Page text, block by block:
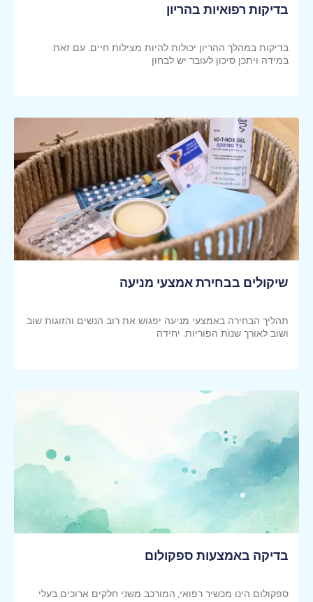
בדיקות רפואיות בהריון
בדיקות במהלך ההריון יכולות להיות מצילות חיים. עם זאת
במידה ויתכן סיכון לעובר יש לבחון
שיקולים בבחירת אמצעי מניעה
תהליך הבחירה באמצעי מניעה יפגוש את רוב הנשים והזוגות שוב
ושוב לאורך שנות הפוריות. יחידה
בדיקה באמצעות ספקולום
ספקולום הינו מכשיר רפואי, המורכב משני חלקים ארוכים בעלי